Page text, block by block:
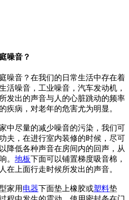
噪音？
噪音？在我们的日常生活中存在着
活噪音，工业噪音，汽车发动机，
所发出的声音与人的心脏跳动的频率
疾病，对老年的危害尤为明显。
中尽量的减少噪音的污染，我们可
夫，在进行室内装修的时候，尽可
降低各种声音在房间内的回声，从
。 地板下面可以铺置梯度吸音棉，
在上面行走时候所发出的声音。
家用 电器下面垫上橡胶或塑料垫